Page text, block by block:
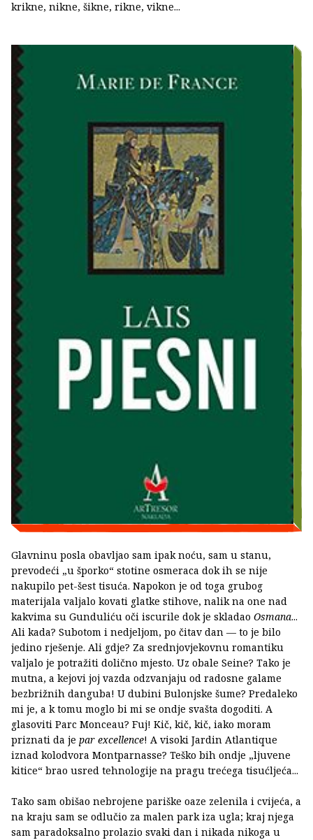
krikne, nikne, šikne, rikne, vikne...
Glavninu posla obavljao sam ipak noću, sam u stanu,
prevodeći „u šporko“ stotine osmeraca dok ih se nije
nakupilo pet-šest tisuća. Napokon je od toga grubog
materijala valjalo kovati glatke stihove, nalik na one nad
kakvima su Gunduliću oči iscurile dok je skladao Osmana...
Ali kada? Subotom i nedjeljom, po čitav dan — to je bilo
jedino rješenje. Ali gdje? Za srednjovjekovnu romantiku
valjalo je potražiti dolično mjesto. Uz obale Seine? Tako je
mutna, a kejovi joj vazda odzvanjaju od radosne galame
bezbrižnih danguba! U dubini Bulonjske šume? Predaleko
mi je, a k tomu moglo bi mi se ondje svašta dogoditi. A
glasoviti Parc Monceau? Fuj! Kič, kič, kič, iako moram
priznati da je par excellence! A visoki Jardin Atlantique
iznad kolodvora Montparnasse? Teško bih ondje „ljuvene
kitice“ brao usred tehnologije na pragu trećega tisućljeća...
Tako sam obišao nebrojene pariške oaze zelenila i cvijeća, a
na kraju sam se odlučio za malen park iza ugla; kraj njega
sam paradoksalno prolazio svaki dan i nikada nikoga u